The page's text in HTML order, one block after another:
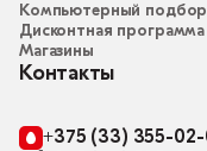
Компьютерный подбор
Дисконтная программа
Магазины
Контакты
+375 (33) 355-02-